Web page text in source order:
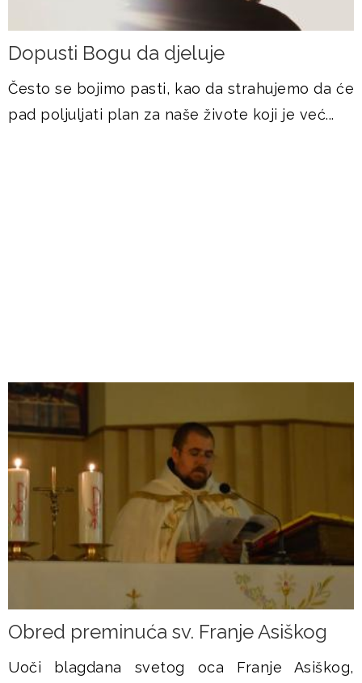
Dopusti Bogu da djeluje
Često se bojimo pasti, kao da strahujemo da će
pad poljuljati plan za naše živote koji je već...
Obred preminuća sv. Franje Asiškog
Uoči blagdana svetog oca Franje Asiškog,